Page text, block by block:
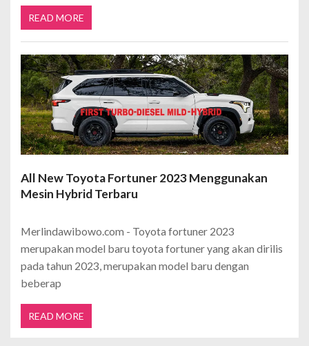
READ MORE
All New Toyota Fortuner 2023 Menggunakan
Mesin Hybrid Terbaru
Merlindawibowo.com - Toyota fortuner 2023
merupakan model baru toyota fortuner yang akan dirilis
pada tahun 2023, merupakan model baru dengan
beberap
READ MORE